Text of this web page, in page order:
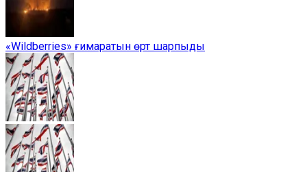
«Wildberries» ғимаратын өрт шарпыды